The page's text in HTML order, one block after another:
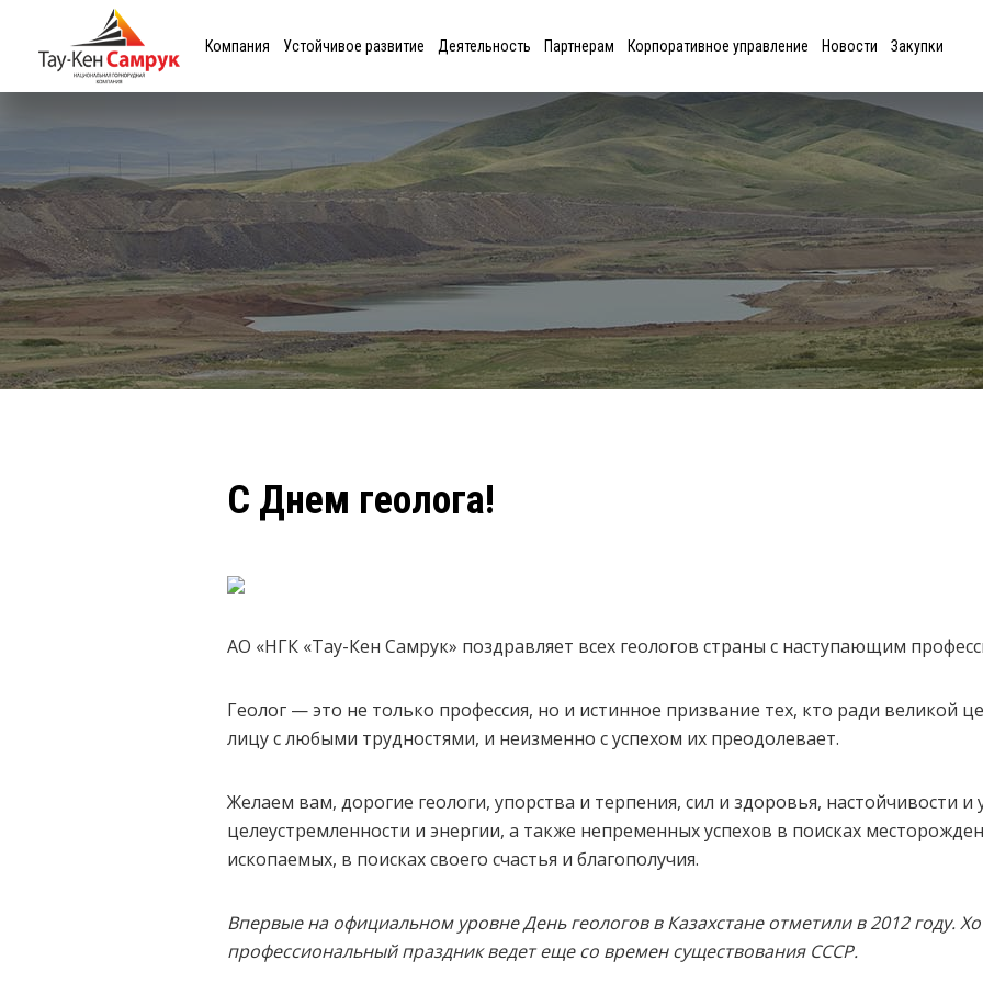
Компания Устойчивое развитие Деятельность Партнерам Корпоративное управление Новости Закупки
С Днем геолога!
АО «НГК «Тау-Кен Самрук» поздравляет всех геологов страны с наступающим
Геолог — это не только профессия, но и истинное призвание тех, кто ради великой
лицу с любыми трудностями, и неизменно с успехом их преодолевает.
Желаем вам, дорогие геологи, упорства и терпения, сил и здоровья, настойчивости и
целеустремленности и энергии, а также непременных успехов в поисках
ископаемых, в поисках своего счастья и благополучия.
Впервые на официальном уровне День геологов в Казахстане отметили в 2012 году.
профессиональный праздник ведет еще со времен существования СССР.